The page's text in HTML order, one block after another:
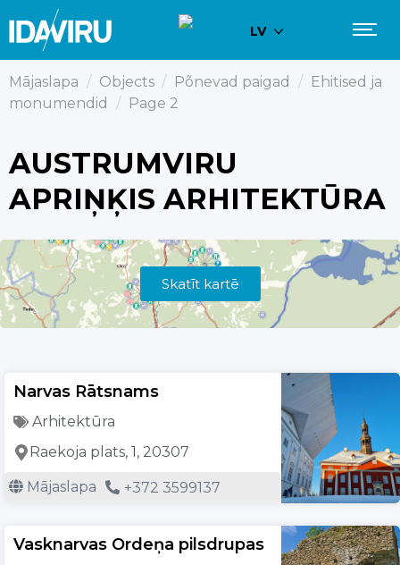
LV
Mājaslapa / Objects / Põnevad paigad / Ehitised ja
monumendid
/ Page 2
AUSTRUMVIRU
APRIŅĶIS ARHITEKTŪRA
Skatīt kartē
Narvas Rātsnams
Arhitektūra
Raekoja plats, 1, 20307
Mājaslapa +372 3599137
Vasknarvas Ordeņa pilsdrupas